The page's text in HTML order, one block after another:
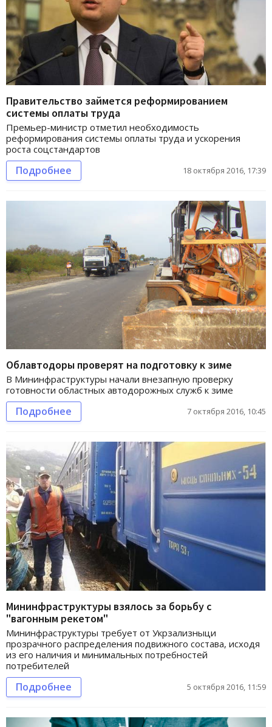
Правительство займется реформированием
системы оплаты труда
Премьер-министр отметил необходимость
реформирования системы оплаты труда и ускорения
роста соцстандартов
Подробнее 18 октября 2016, 17:39
Облавтодоры проверят на подготовку к зиме
В Мининфраструктуры начали внезапную проверку
готовности областных автодорожных служб к зиме
Подробнее 7 октября 2016, 10:45
Мининфраструктуры взялось за борьбу с
"вагонным рекетом"
Мининфраструктуры требует от Укрзализныци
прозрачного распределения подвижного состава, исходя
из его наличия и минимальных потребностей
потребителей
Подробнее 5 октября 2016, 11:59